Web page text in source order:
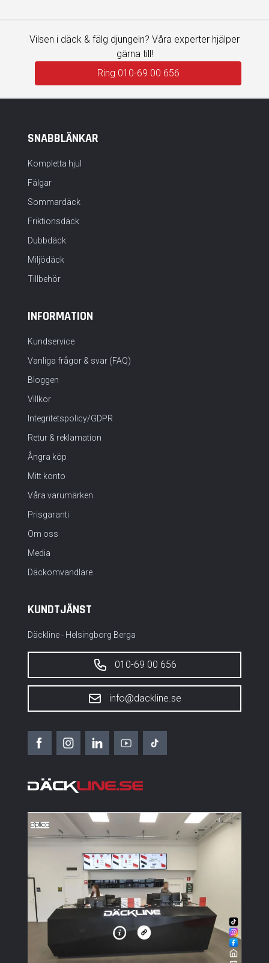
Vilsen i däck & fälg djungeln? Våra experter hjälper
gärna till!
Ring 010-69 00 656
SNABBLÄNKAR
Kompletta hjul
Fälgar
Sommardäck
Friktionsdäck
Dubbdäck
Miljödäck
Tillbehör
INFORMATION
Kundservice
Vanliga frågor & svar (FAQ)
Bloggen
Villkor
Integritetspolicy/GDPR
Retur & reklamation
Ångra köp
Mitt konto
Våra varumärken
Prisgaranti
Om oss
Media
Däckomvandlare
KUNDTJÄNST
Däckline - Helsingborg Berga
010-69 00 656
info@dackline.se